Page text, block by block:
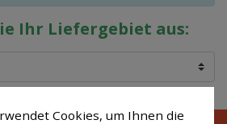
Cookies, um Ihnen die
Ihr Liefergebiet aus: